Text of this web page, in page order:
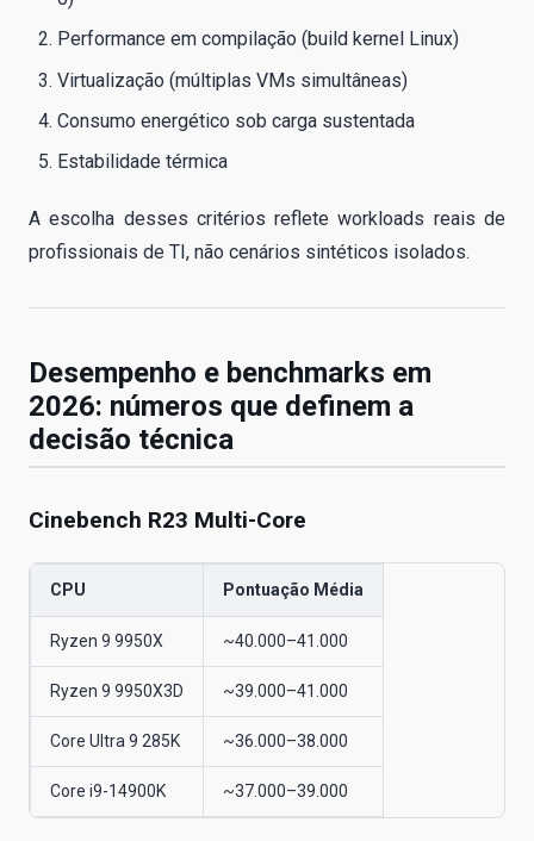
Performance em compilação (build kernel Linux)
Virtualização (múltiplas VMs simultâneas)
Consumo energético sob carga sustentada
Estabilidade térmica
A escolha desses critérios reflete workloads reais de
profissionais de TI, não cenários sintéticos isolados.
Desempenho e benchmarks em
2026: números que definem a
decisão técnica
Cinebench R23 Multi-Core
CPU Pontuação Média
Ryzen 9 9950X ~40.000–41.000
Ryzen 9 9950X3D ~39.000–41.000
Core Ultra 9 285K ~36.000–38.000
Core i9-14900K ~37.000–39.000